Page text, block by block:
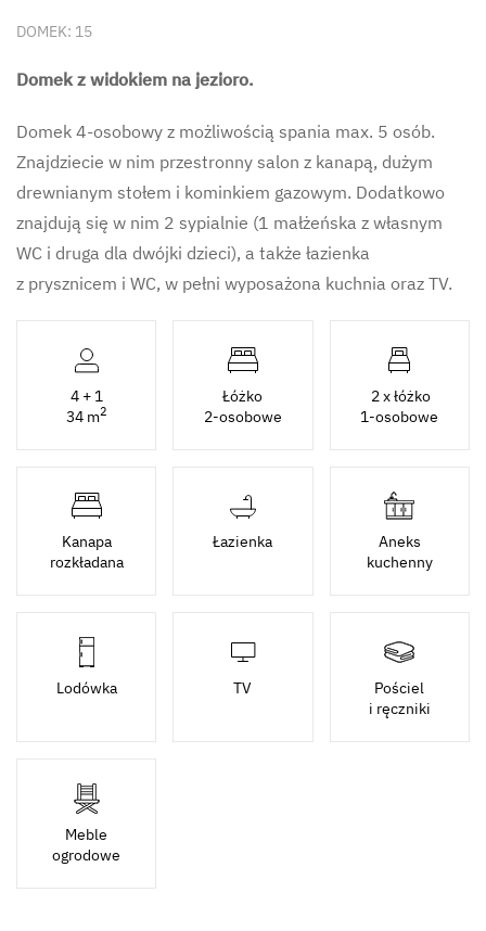
DOMEK: 15
Domek z widokiem na jezioro.
Domek 4-osobowy z możliwością spania max. 5 osób.
Znajdziecie w nim przestronny salon z kanapą, dużym
drewnianym stołem i kominkiem gazowym. Dodatkowo
znajdują się w nim 2 sypialnie (1 małżeńska z własnym
WC i druga dla dwójki dzieci), a także łazienka
z prysznicem i WC, w pełni wyposażona kuchnia oraz TV.
4 + 1
34 m2
Łóżko
2-osobowe
2 x łóżko
1-osobowe
Kanapa
rozkładana
Łazienka
Aneks
kuchenny
Lodówka TV
Pościel
i ręczniki
Meble
ogrodowe